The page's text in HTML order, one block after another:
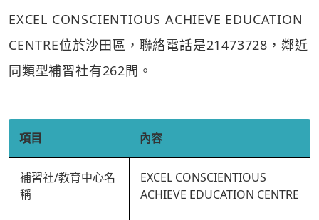
EXCEL CONSCIENTIOUS ACHIEVE EDUCATION
CENTRE位於沙田區，聯絡電話是21473728，鄰近
同類型補習社有262間。
項目 內容
補習社/教育中心名
稱
EXCEL CONSCIENTIOUS
ACHIEVE EDUCATION CENTRE